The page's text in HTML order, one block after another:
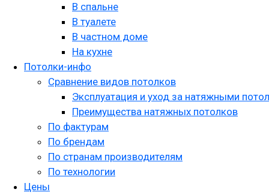
В спальне
В туалете
В частном доме
На кухне
Потолки-инфо
Сравнение видов потолков
Эксплуатация и уход за натяжными
Преимущества натяжных потолков
По фактурам
По брендам
По странам производителям
По технологии
Цены